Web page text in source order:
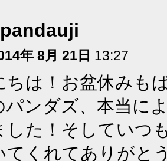
pandauji
年 8月 21日 13:27
ちは！お盆休みも
パンダズ、本当に
した！そしていつ
てくれてありがと